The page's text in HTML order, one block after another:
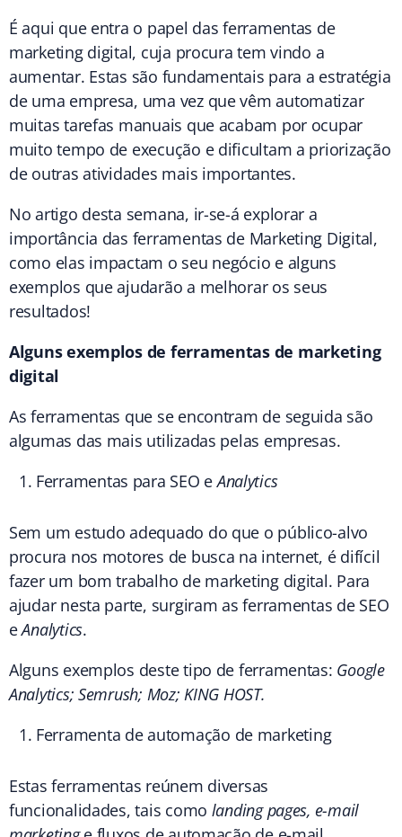
É aqui que entra o papel das ferramentas de
marketing digital, cuja procura tem vindo a
aumentar. Estas são fundamentais para a estratégia
de uma empresa, uma vez que vêm automatizar
muitas tarefas manuais que acabam por ocupar
muito tempo de execução e dificultam a priorização
de outras atividades mais importantes.
No artigo desta semana, ir-se-á explorar a
importância das ferramentas de Marketing Digital,
como elas impactam o seu negócio e alguns
exemplos que ajudarão a melhorar os seus
resultados!
Alguns exemplos de ferramentas de marketing
digital
As ferramentas que se encontram de seguida são
algumas das mais utilizadas pelas empresas.
Ferramentas para SEO eAnalytics
Sem um estudo adequado do que o público-alvo
procura nos motores de busca na internet, é difícil
fazer um bom trabalho de marketing digital. Para
ajudar nesta parte, surgiram as ferramentas de SEO
eAnalytics.
Alguns exemplos deste tipo de ferramentas: Google
Analytics; Semrush; Moz; KING HOST.
Ferramenta de automação de marketing
Estas ferramentas reúnem diversas
funcionalidades, tais como landing pages, e-mail